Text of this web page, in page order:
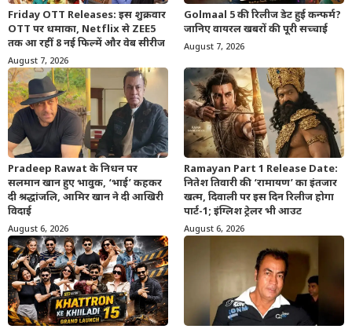
Friday OTT Releases: इस शुक्रवार
OTT पर धमाका, Netflix से ZEE5
तक आ रहीं 8 नई फिल्में और वेब सीरीज
August 7, 2026
Golmaal 5 की रिलीज डेट हुई कन्फर्म?
जानिए वायरल खबरों की पूरी सच्चाई
August 7, 2026
Pradeep Rawat के निधन पर
सलमान खान हुए भावुक, ‘भाई’ कहकर
दी श्रद्धांजलि, आमिर खान ने दी आखिरी
विदाई
August 6, 2026
Ramayan Part 1 Release Date:
नितेश तिवारी की ‘रामायण’ का इंतजार
खत्म, दिवाली पर इस दिन रिलीज होगा
पार्ट-1; इंग्लिश ट्रेलर भी आउट
August 6, 2026